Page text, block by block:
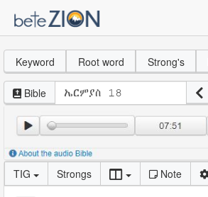
Keyword Root word Strong's
Bible
TIG Strongs Note